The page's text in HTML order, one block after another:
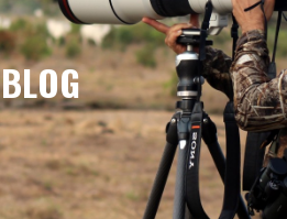
BLOG